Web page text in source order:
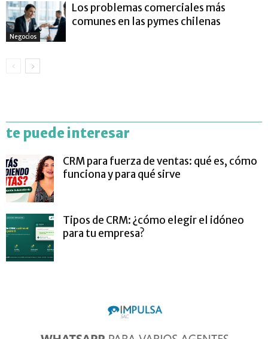
Negocios
Los problemas comerciales más
comunes en las pymes chilenas
te puede interesar
CRM para fuerza de ventas: qué es, cómo
funciona y para qué sirve
Tipos de CRM: ¿cómo elegir el idóneo
para tu empresa?